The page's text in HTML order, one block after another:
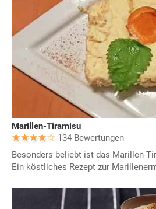
Marillen-Tiramisu
134 Bewertungen
Besonders beliebt ist das Marillen-
Ein köstliches Rezept zur